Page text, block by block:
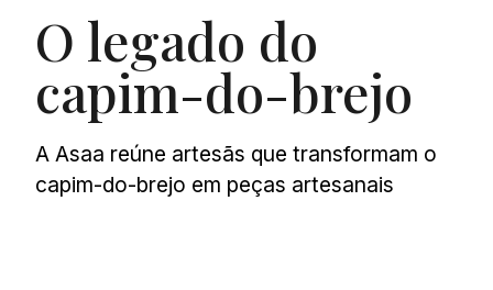
O legado do
capim-do-brejo
A Asaa reúne artesãs que transformam o
capim-do-brejo em peças artesanais